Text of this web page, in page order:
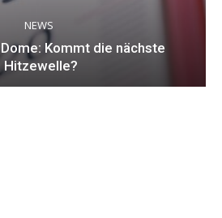
NEWS
Kommt die nächste
Hitzewelle?